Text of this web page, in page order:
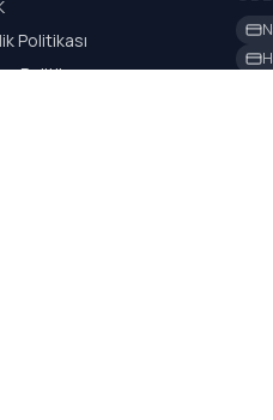
Politikası
Politikası